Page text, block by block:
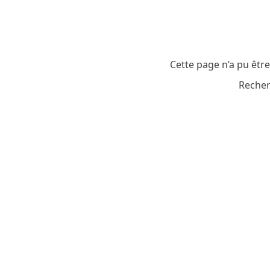
Cette page n’a pu